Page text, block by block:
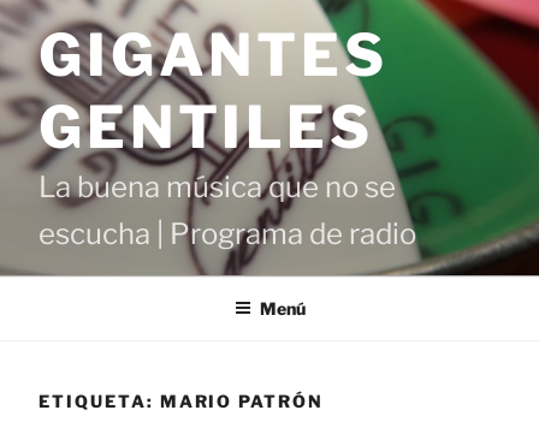
Saltar
contenido
GIGANTES
GENTILES
La buena música que no se
escucha | Programa de radio
Menú
ETIQUETA: MARIO PATRÓN